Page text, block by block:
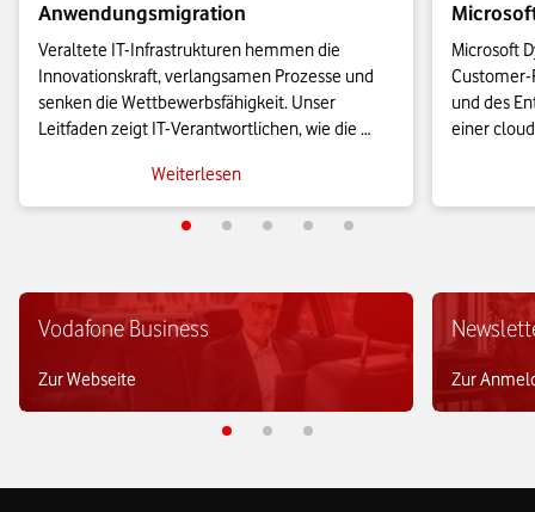
Anwendungsmigration
Veraltete IT-Infrastrukturen hemmen die
Innovationskraft, verlangsamen Prozesse und
senken die Wettbewerbsfähigkeit. Unser
Leitfaden zeigt IT-Verantwortlichen, wie die
gelingt und wie sich geschäftskritische Prozesse
agil skalieren lassen.
Weiterlesen
Microsoft
Customer-
und des
einer
Vodafone Business
Zur Webseite Zur